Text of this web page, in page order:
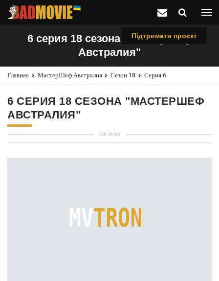
Підтримати проєкт
6 серия 18 сезона "МастерШеф
Австралия"
Главная МастерШеф Австралия Сезон 18 Серия 6
6 СЕРИЯ 18 СЕЗОНА "МАСТЕРШЕФ
АВСТРАЛИЯ"
РЕКЛАМА